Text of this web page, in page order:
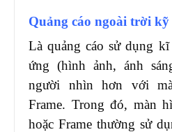
Quảng cáo ngoài trời kỹ
Là quảng cáo sử dụng
ứng (hình ảnh, ánh
người nhìn hơn với
Frame. Trong đó, màn
hoặc Frame thường sử